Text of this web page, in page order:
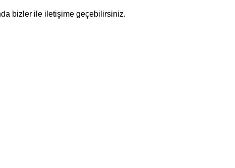
bizler ile iletişime geçebilirsiniz.